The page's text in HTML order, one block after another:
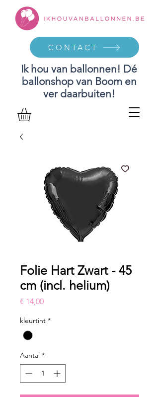
Ik hou van ballonnen! Dé
ballonshop van Boom en
ver daarbuiten!
CONTACT
Folie Hart Zwart - 45
cm (incl. helium)
€ 14,00Prijs
kleurtint *
Aantal *